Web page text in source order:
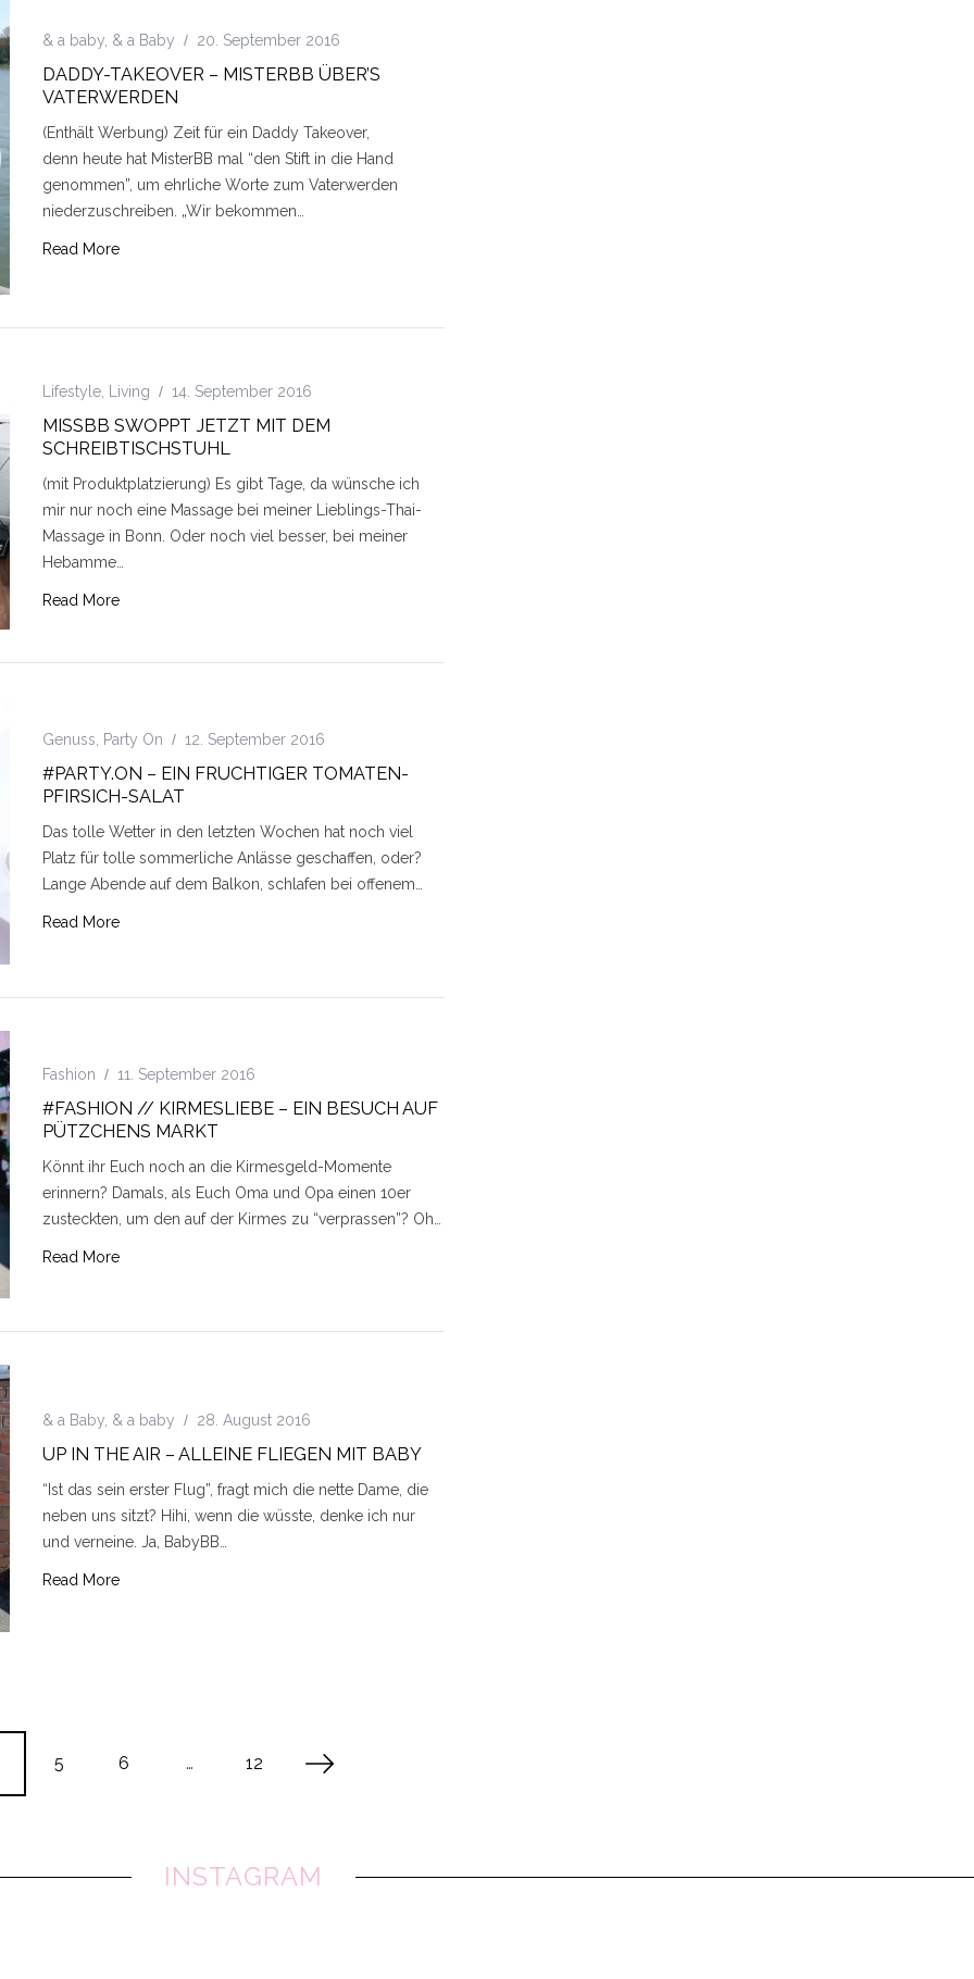
& a baby & a Baby 20. September 2016
DADDY-TAKEOVER – MISTERBB ÜBER’S
VATERWERDEN
(Enthält Werbung) Zeit für ein Daddy Takeover,
denn heute hat MisterBB mal “den Stift in die Hand
genommen”, um ehrliche Worte zum Vaterwerden
niederzuschreiben. „Wir bekommen…
Read More
Lifestyle, Living 14. September 2016
MISSBB SWOPPT JETZT MIT DEM
SCHREIBTISCHSTUHL
(mit Produktplatzierung) Es gibt Tage, da wünsche ich
mir nur noch eine Massage bei meiner Lieblings-Thai-
Massage in Bonn. Oder noch viel besser, bei meiner
Hebamme…
Read More
Genuss Party On 12. September 2016
#PARTY.ON – EIN FRUCHTIGER TOMATEN-
PFIRSICH-SALAT
Das tolle Wetter in den letzten Wochen hat noch viel
Platz für tolle sommerliche Anlässe geschaffen, oder?
Lange Abende auf dem Balkon, schlafen bei offenem…
Read More
Fashion 11. September 2016
#FASHION // KIRMESLIEBE – EIN BESUCH AUF
PÜTZCHENS MARKT
Könnt ihr Euch noch an die Kirmesgeld-Momente
erinnern? Damals, als Euch Oma und Opa einen 10er
zusteckten, um den auf der Kirmes zu “verprassen”? Oh…
Read More
& a Baby & a baby 28. August 2016
UP IN THE AIR – ALLEINE FLIEGEN MIT BABY
“Ist das sein erster Flug”, fragt mich die nette Dame, die
neben uns sitzt? Hihi, wenn die wüsste, denke ich nur
und verneine. Ja, BabyBB…
Read More
5 6 … 12
INSTAGRAM